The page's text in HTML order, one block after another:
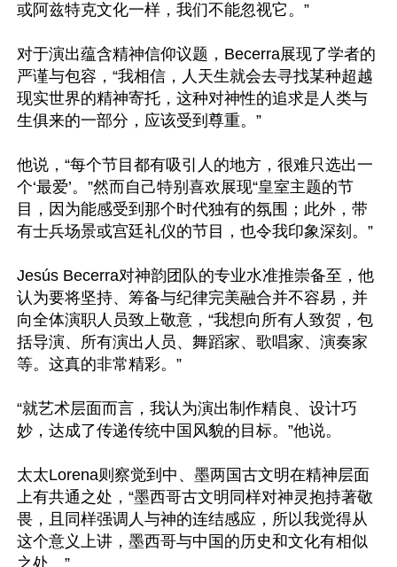
或阿兹特克文化一样，我们不能忽视它。”
对于演出蕴含精神信仰议题，Becerra展现了学者的
严谨与包容，“我相信，人天生就会去寻找某种超越
现实世界的精神寄托，这种对神性的追求是人类与
生俱来的一部分，应该受到尊重。”
他说，“每个节目都有吸引人的地方，很难只选出一
个‘最爱’。”然而自己特别喜欢展现“皇室主题的节
目，因为能感受到那个时代独有的氛围；此外，带
有士兵场景或宫廷礼仪的节目，也令我印象深刻。”
Jesús Becerra对神韵团队的专业水准推崇备至，他
认为要将坚持、筹备与纪律完美融合并不容易，并
向全体演职人员致上敬意，“我想向所有人致贺，包
括导演、所有演出人员、舞蹈家、歌唱家、演奏家
等。这真的非常精彩。”
“就艺术层面而言，我认为演出制作精良、设计巧
妙，达成了传递传统中国风貌的目标。”他说。
太太Lorena则察觉到中、墨两国古文明在精神层面
上有共通之处，“墨西哥古文明同样对神灵抱持著敬
畏，且同样强调人与神的连结感应，所以我觉得从
这个意义上讲，墨西哥与中国的历史和文化有相似
之处。”